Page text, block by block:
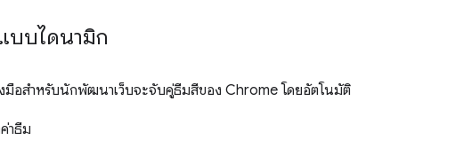
บบไดนามิก
มือสำหรับนักพัฒนาเว็บจะจับคู่ธีมสีของ Chrome โดยอัตโนมัติ
าธีม